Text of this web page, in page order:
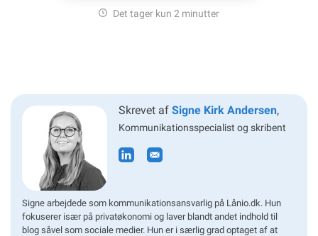
Det tager kun 2 minutter
Skrevet af Signe Kirk Andersen,
Kommunikationsspecialist og skribent
Signe arbejdede som kommunikationsansvarlig på Lånio.dk. Hun
fokuserer især på privatøkonomi og laver blandt andet indhold til
blog såvel som sociale medier. Hun er i særlig grad optaget af at